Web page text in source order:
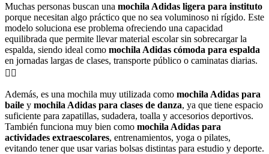
Muchas personas buscan una mochila Adidas ligera para instituto
porque necesitan algo práctico que no sea voluminoso ni rígido. Este
modelo soluciona ese problema ofreciendo una capacidad
equilibrada que permite llevar material escolar sin sobrecargar la
espalda, siendo ideal como mochila Adidas cómoda para espalda
en jornadas largas de clases, transporte público o caminatas diarias.
🚶‍♀️
Además, es una mochila muy utilizada como mochila Adidas para
baile y mochila Adidas para clases de danza, ya que tiene espacio
suficiente para zapatillas, sudadera, toalla y accesorios deportivos.
También funciona muy bien como mochila Adidas para
actividades extraescolares, entrenamientos, yoga o pilates,
evitando tener que usar varias bolsas distintas para estudio y deporte.